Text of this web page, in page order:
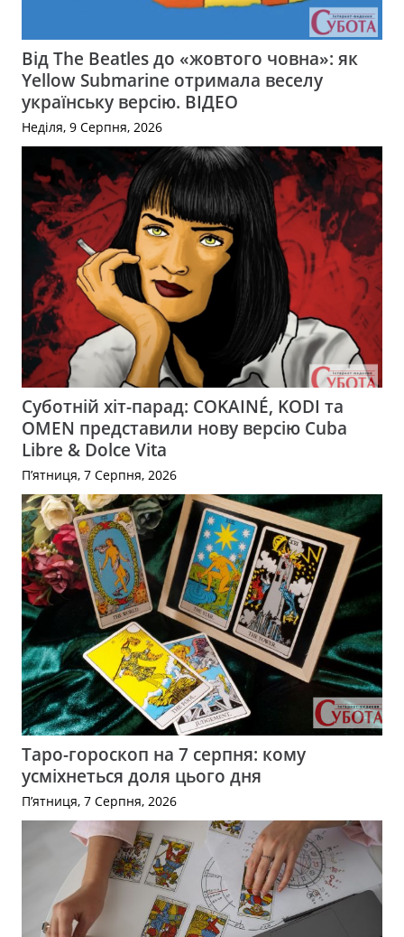
Від The Beatles до «жовтого човна»: як
Yellow Submarine отримала веселу
українську версію. ВІДЕО
Неділя, 9 Серпня, 2026
Суботній хіт-парад: COKAINÉ, KODI та
OMEN представили нову версію Cuba
Libre & Dolce Vita
П’ятниця, 7 Серпня, 2026
Таро-гороскоп на 7 серпня: кому
усміхнеться доля цього дня
П’ятниця, 7 Серпня, 2026